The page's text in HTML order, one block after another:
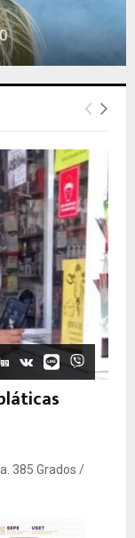
385 Grados /